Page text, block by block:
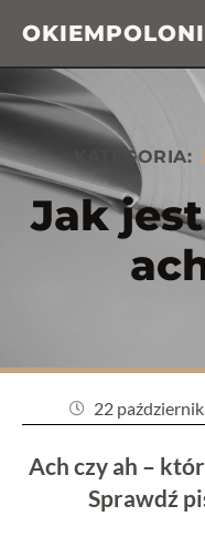
KATEGORIA:
Jak
22
Ach czy ah –
Sprawdź